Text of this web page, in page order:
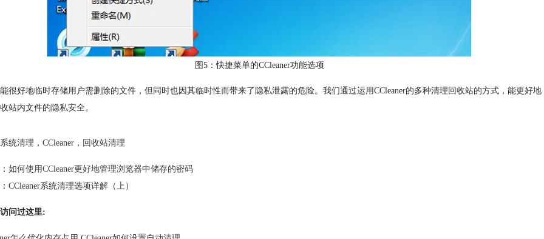
图5：快捷菜单的CCleaner功能选项
很好地临时存储用户需删除的文件，但同时也因其临时性而带来了隐私泄露的危险。我们通过运用CCleaner的多种清理回收站的方式，能更好地
站内文件的隐私安全。
系统清理 ， CCleaner ， 回收站清理
如何使用CCleaner更好地管理浏览器中储存的密码
CCleaner系统清理选项详解（上）
问过这里: